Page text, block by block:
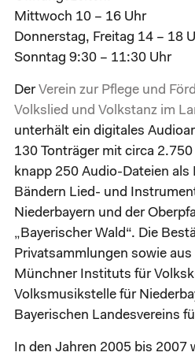
Mittwoch 10 – 16 Uhr
Donnerstag, Freitag 14 – 18
Sonntag 9:30 – 11:30 Uhr
DerVerein zur Pflege und
Volkslied und Volkstanz im
unterhält ein digitales
130 Tonträger mit circa
knapp 250 Audio-Dateien als
Bändern Lied- und
Niederbayern und der
„Bayerischer Wald“. Die
Privatsammlungen sowie
Münchner Instituts für
Volksmusikstelle für
Bayerischen Landesvereins
In den Jahren 2005 bis 2007